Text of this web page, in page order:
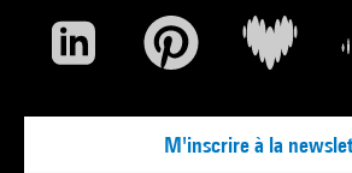
M'inscrire à la